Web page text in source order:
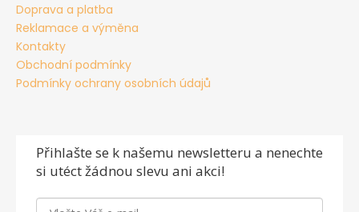
Doprava a platba
Reklamace a výměna
Kontakty
Obchodní podmínky
Podmínky ochrany osobních údajů
Přihlašte se k našemu newsletteru a nenechte
si utéct žádnou slevu ani akci!